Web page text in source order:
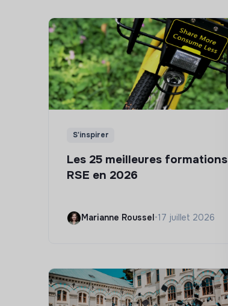
S'inspirer
Les 25 meilleures formations
RSE en 2026
Marianne Roussel•17 juillet 2026